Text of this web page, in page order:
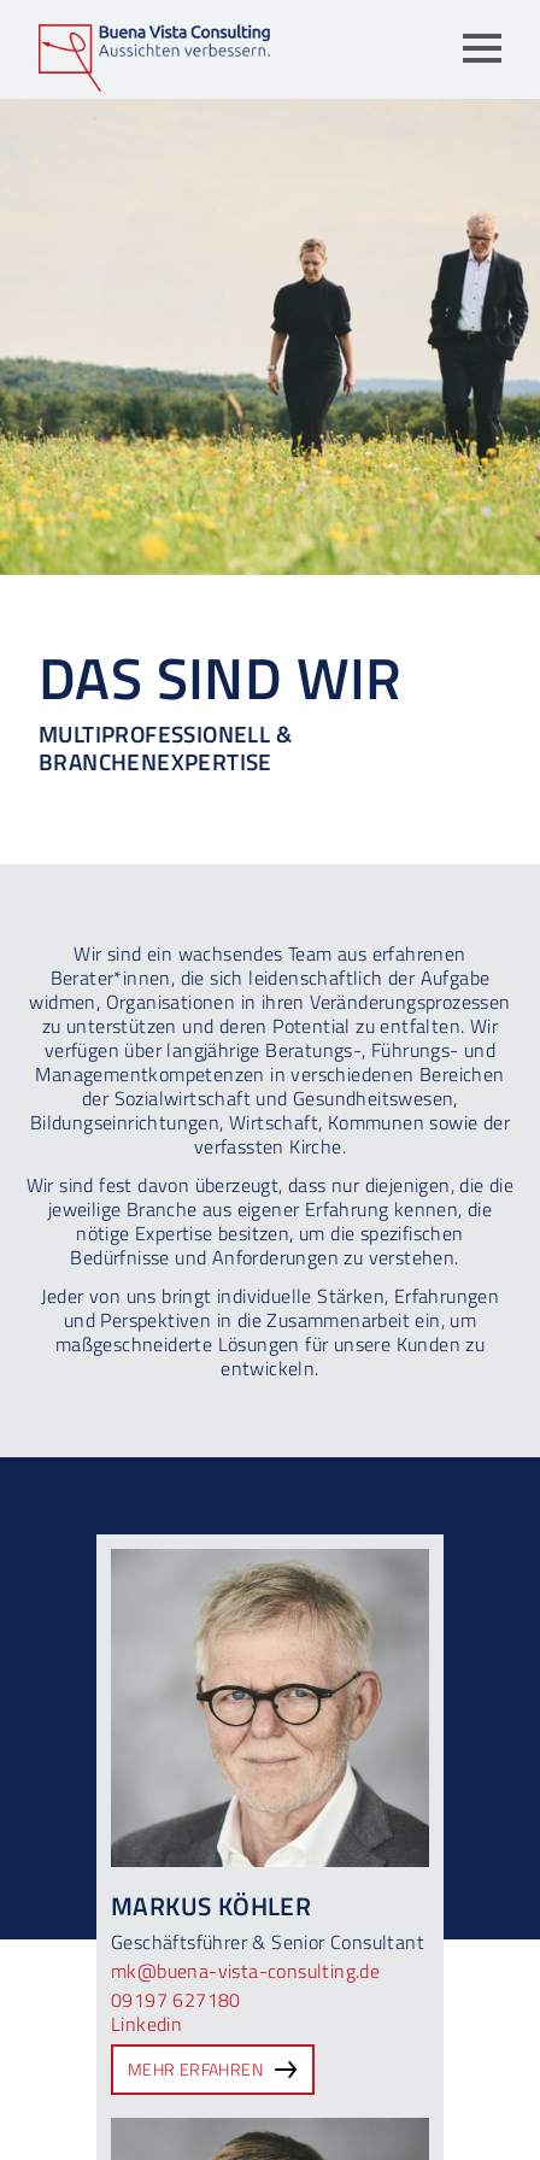
DAS SIND WIR
MULTIPROFESSIONELL &
BRANCHENEXPERTISE
Wir sind ein wachsendes Team aus erfahrenen
Berater*innen, die sich leidenschaftlich der Aufgabe
widmen, Organisationen in ihren Veränderungsprozessen
zu unterstützen und deren Potential zu entfalten. Wir
verfügen über langjährige Beratungs-, Führungs- und
Managementkompetenzen in verschiedenen Bereichen
der Sozialwirtschaft und Gesundheitswesen,
Bildungseinrichtungen, Wirtschaft, Kommunen sowie der
verfassten Kirche.
Wir sind fest davon überzeugt, dass nur diejenigen, die die
jeweilige Branche aus eigener Erfahrung kennen, die
nötige Expertise besitzen, um die spezifischen
Bedürfnisse und Anforderungen zu verstehen.
Jeder von uns bringt individuelle Stärken, Erfahrungen
und Perspektiven in die Zusammenarbeit ein, um
maßgeschneiderte Lösungen für unsere Kunden zu
entwickeln.
MARKUS KÖHLER
Geschäftsführer & Senior Consultant
mk@buena-vista-consulting.de
09197 627180
Linkedin
MEHR ERFAHREN